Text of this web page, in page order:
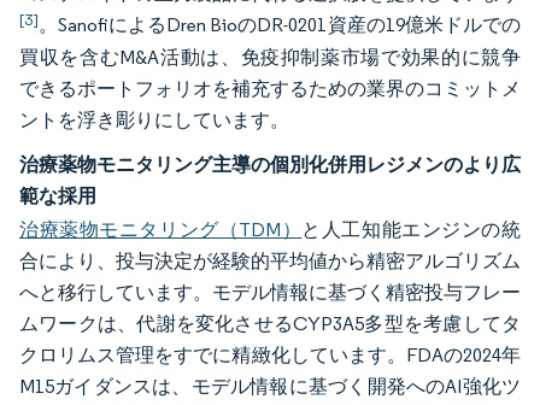
[3]。SanofiによるDren BioのDR-0201資産の19億米ドルでの
買収を含むM&A活動は、免疫抑制薬市場で効果的に競争
できるポートフォリオを補充するための業界のコミットメ
ントを浮き彫りにしています。
治療薬物モニタリング主導の個別化併用レジメンのより広
範な採用
治療薬物モニタリング（TDM） と人工知能エンジンの統
合により、投与決定が経験的平均値から精密アルゴリズム
へと移行しています。モデル情報に基づく精密投与フレー
ムワークは、代謝を変化させるCYP3A5多型を考慮してタ
クロリムス管理をすでに精緻化しています。FDAの2024年
M15ガイダンスは、モデル情報に基づく開発へのAI強化ツ